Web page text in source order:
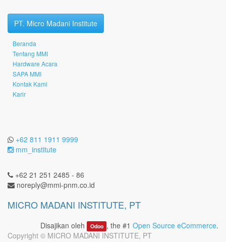
PT. Micro Madani Institute
Beranda
Tentang MMI
Hardware Acara
SAPA MMI
Kontak Kami
Karir
+62 811 1911 9999
mm_institute
+62 21 251 2485 - 86
noreply@mmi-pnm.co.id
MICRO MADANI INSTITUTE, PT
Disajikan oleh Odoo , the #1 Open Source eCommerce.
Copyright © MICRO MADANI INSTITUTE, PT